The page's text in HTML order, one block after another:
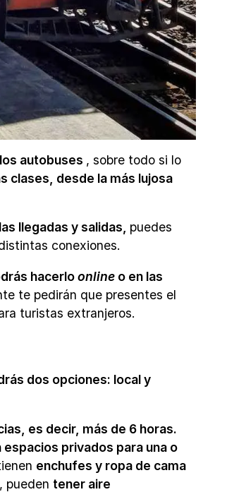
autobuses , sobre todo si lo
clases, desde la más lujosa
llegadas y salidas, puedes
conexiones.
hacerloonline o en las
te pedirán que presentes el
turistas extranjeros.
dos opciones: local y
es decir, más de 6 horas.
privados para una o
enchufes y ropa de cama
pueden tener aire